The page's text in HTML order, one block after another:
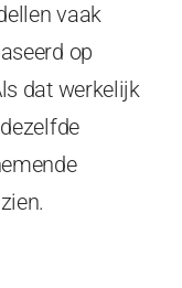
vaak
op
dat werkelijk